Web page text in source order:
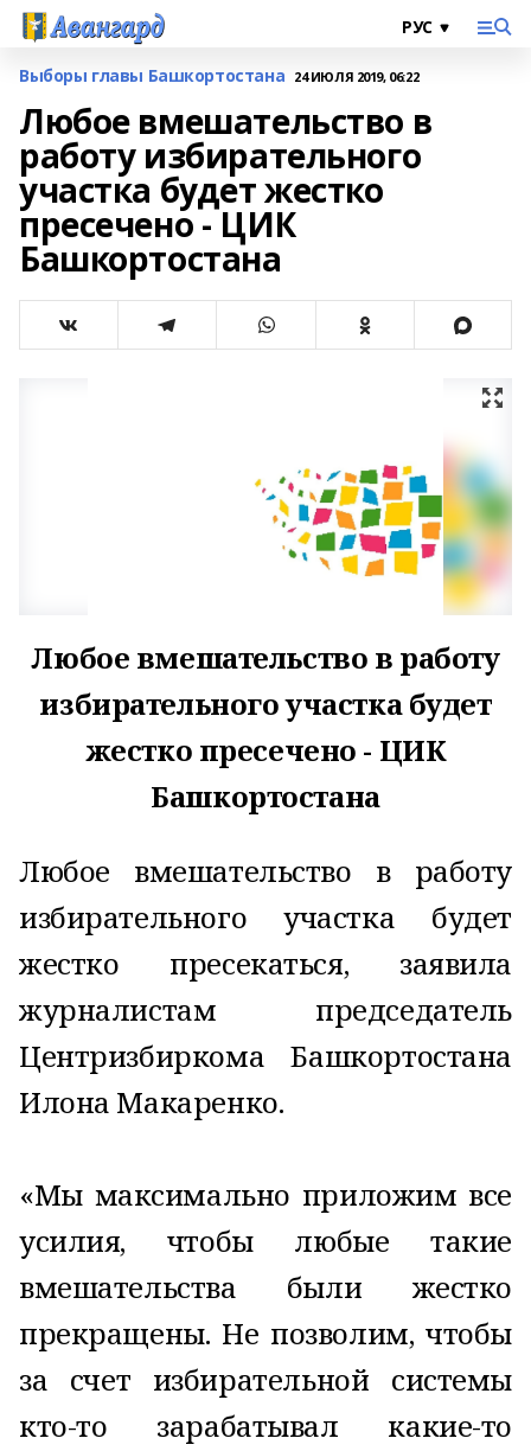
Выборы главы Башкортостана 24 ИЮЛЯ 2019, 06:22
Любое вмешательство в
работу избирательного
участка будет жестко
пресечено - ЦИК
Башкортостана
Любое вмешательство в работу
избирательного участка будет
жестко пресечено - ЦИК
Башкортостана
Любое вмешательство в работу
избирательного участка будет
жестко пресекаться, заявила
журналистам председатель
Центризбиркома Башкортостана
Илона Макаренко.
«Мы максимально приложим все
усилия, чтобы любые такие
вмешательства были жестко
прекращены. Не позволим, чтобы
за счет избирательной системы
кто-то зарабатывал какие-то